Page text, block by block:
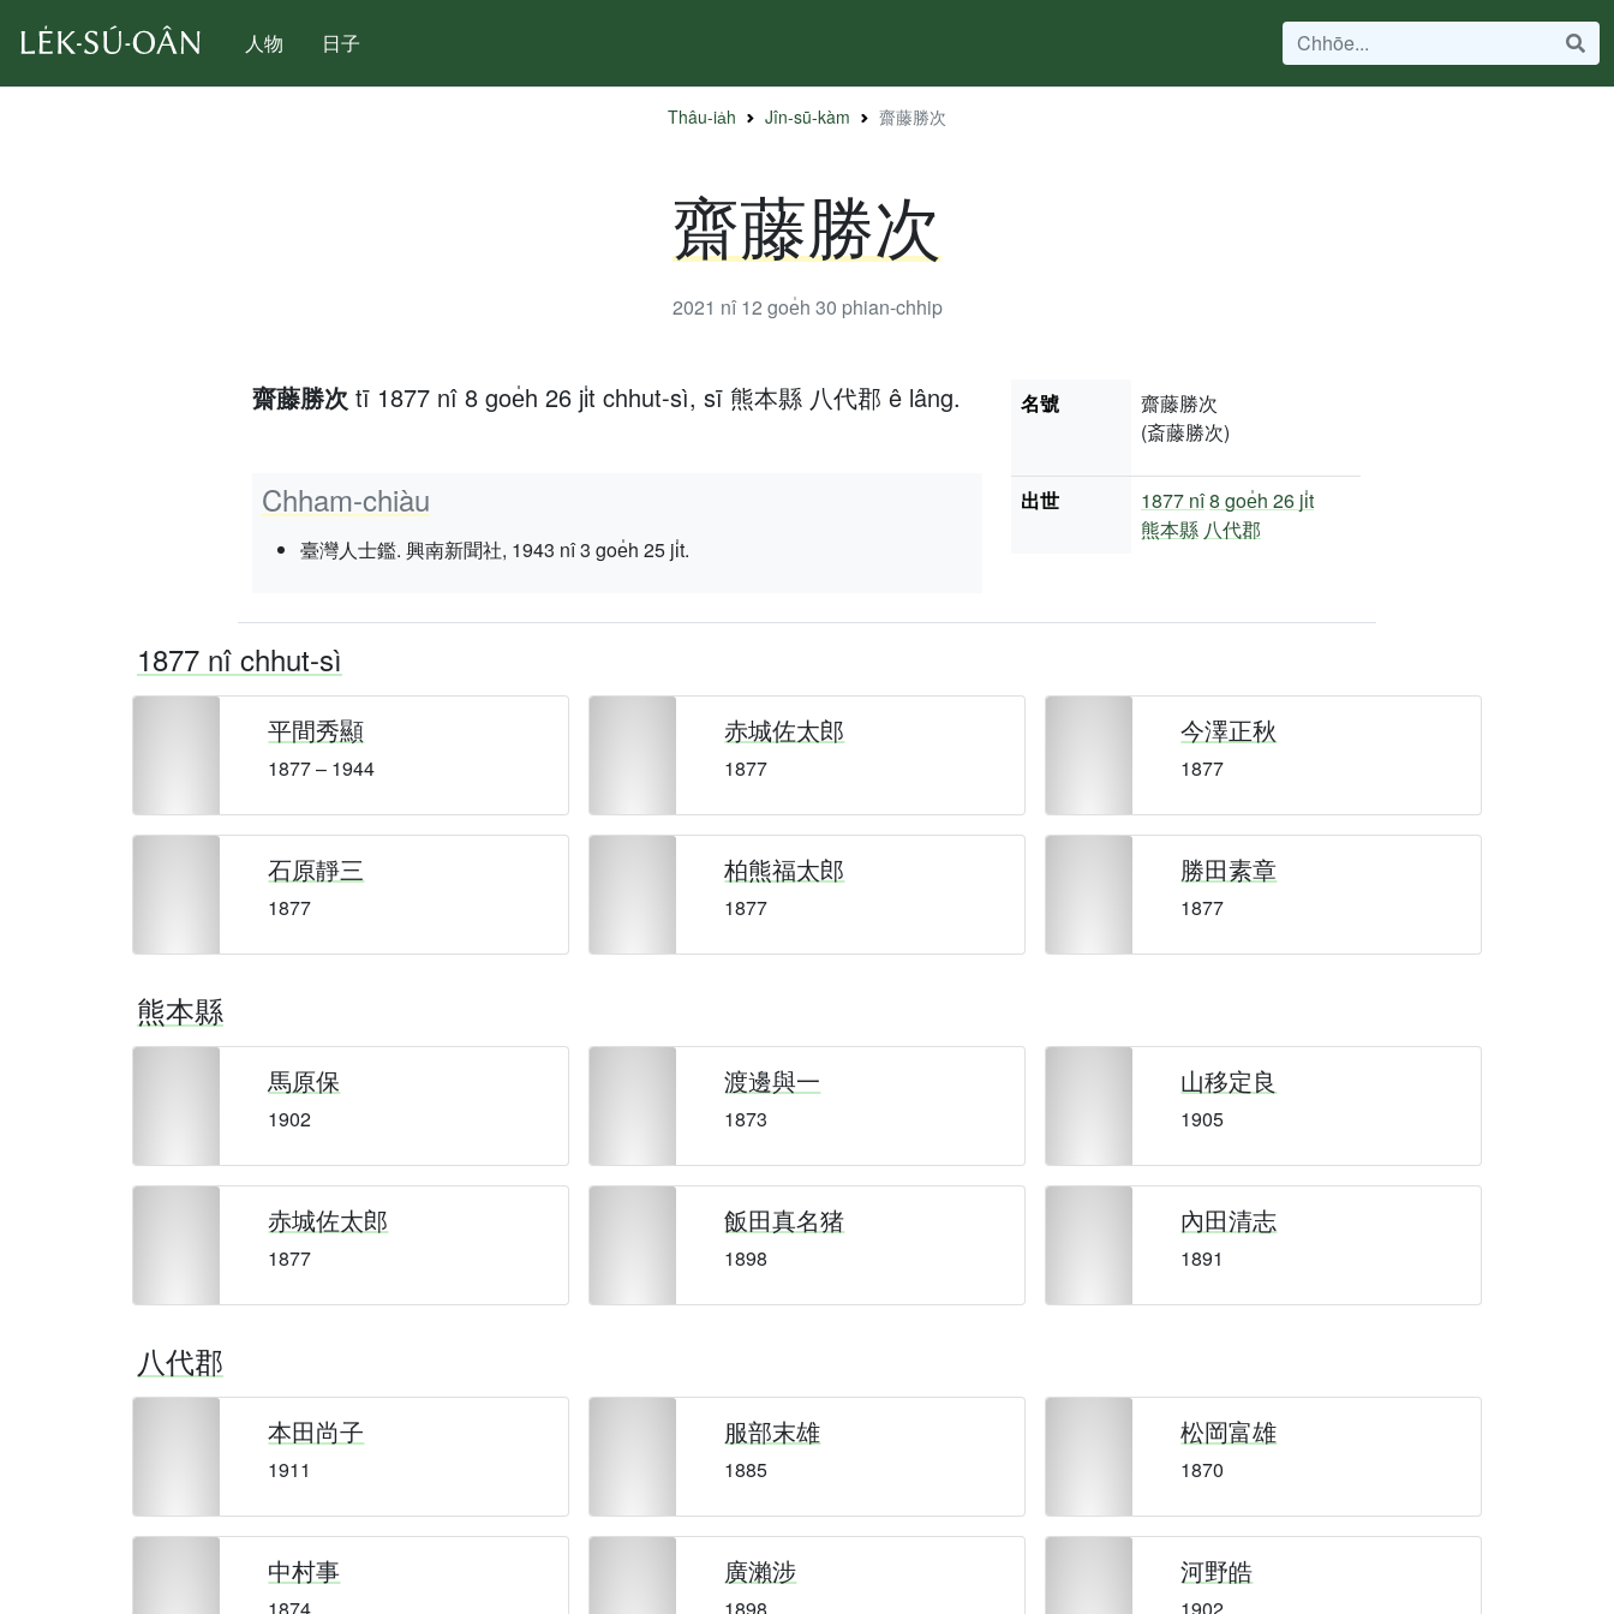
人物 日子
Thâu-ia̍h Jîn-sū-kàm 齋藤勝次
齋藤勝次
2021 nî 12 goe̍h 30 phian-chhip
齋藤勝次 tī 1877 nî 8 goe̍h 26 ji̍t chhut-sì, sī 熊本縣 八代郡 ê lâng.
Chham-chiàu
臺灣人士鑑. 興南新聞社, 1943 nî 3 goe̍h 25 ji̍t.
名號
齋藤勝次
(斎藤勝次)
出世 1877 nî8 goe̍h 26 ji̍t
熊本縣 八代郡
1877 nî chhut-sì
平間秀顯
1877 – 1944
赤城佐太郎
1877
今澤正秋
1877
石原靜三
1877
柏熊福太郎
1877
勝田素章
1877
熊本縣
馬原保
1902
渡邊與一
1873
山移定良
1905
赤城佐太郎
1877
飯田真名猪
1898
內田清志
1891
八代郡
本田尚子
1911
服部末雄
1885
松岡富雄
1870
中村事 廣瀨涉 河野皓